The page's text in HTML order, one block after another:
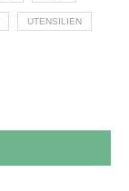
UTENSILIEN